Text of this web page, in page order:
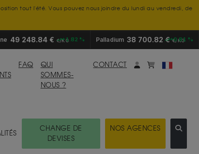
tout l'été. Vous pouvez nous joindre du lundi au vendredi, de
49 248.84 € €/KG+1.82 % Palladium 38 700.82 €€/KG
+0.81 %
FAQ
QUI
SOMMES-
NOUS ?
CONTACT Mon compte
monpanier
CHANGE DE
DEVISES
NOS AGENCES